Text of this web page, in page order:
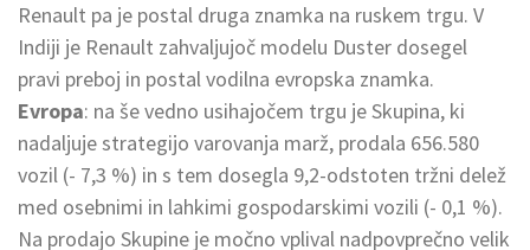
Renault pa je postal druga znamka na ruskem trgu. V
Indiji je Renault zahvaljujoč modelu Duster dosegel
pravi preboj in postal vodilna evropska znamka.
Evropa: na še vedno usihajočem trgu je Skupina, ki
nadaljuje strategijo varovanja marž, prodala 656.580
vozil (- 7,3 %) in s tem dosegla 9,2-odstoten tržni delež
med osebnimi in lahkimi gospodarskimi vozili (- 0,1 %).
Na prodajo Skupine je močno vplival nadpovprečno velik